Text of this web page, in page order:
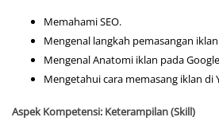
Memahami SEO.
Mengenal langkah pemasangan
Mengenal Anatomi iklan pada
Mengetahui cara memasang iklan di
Aspek Kompetensi: Keterampilan (Skill)